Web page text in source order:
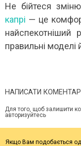
Не бійтеся
капрі — це
найспекотніший
правильні моделі
НАПИСАТИ КОМЕНТАР
Для того, щоб залишити
авторизуйтесь
Якщо Вам подобається